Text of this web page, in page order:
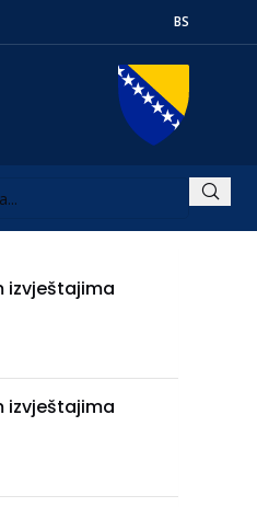
BS
izvještajima
izvještajima